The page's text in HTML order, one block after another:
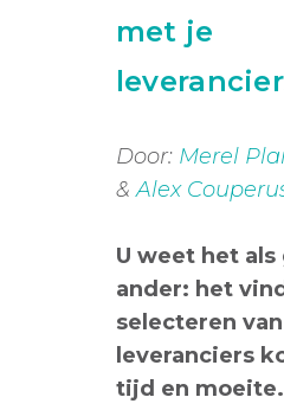
met je
Door: Merel
&Alex
U weet het als
ander: het
selecteren
leveranciers
tijd en